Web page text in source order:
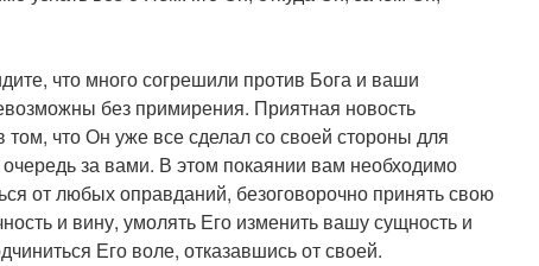
что много согрешили против Бога и ваши
без примирения. Приятная новость
том, что Он уже все сделал со своей стороны для
очередь за вами. В этом покаянии вам необходимо
от любых оправданий, безоговорочно принять свою
и вину, умолять Его изменить вашу сущность и
Его воле, отказавшись от своей.